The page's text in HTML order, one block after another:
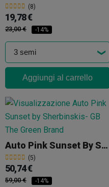
(8)
19,78 €
23,00 € -14%
Aggiungi al carrello
Auto Pink Sunset By Sherbinskis
(5)
50,74 €
59,00 € -14%